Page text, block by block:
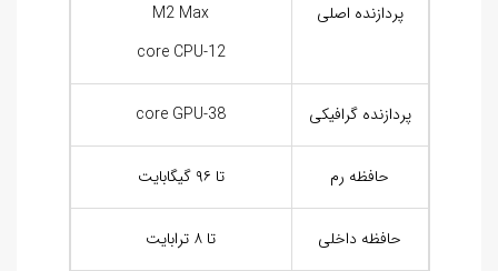
پردازنده اصلی
M2 Max
12-core CPU
پردازنده گرافیکی 38-core GPU
حافظه رم تا ۹۶ گیگابایت
حافظه داخلی تا ۸ ترابایت